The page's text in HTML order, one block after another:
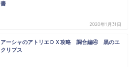
書
2020年1月31日
アーシャのアトリエＤＸ攻略 調合編④ 黒のエ
クリプス